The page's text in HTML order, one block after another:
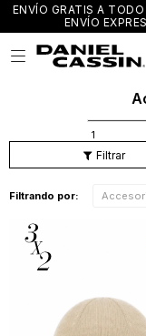
ENVÍO GRATIS A
ENVÍO

Filtrando por: